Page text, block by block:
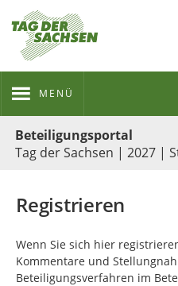
MENÜ
Beteiligungsportal
Tag der Sachsen | 2027 |
Registrieren
Wenn Sie sich hier
Kommentare und
Beteiligungsverfahren im